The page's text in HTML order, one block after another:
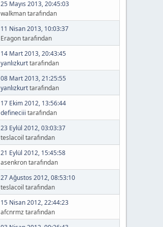
25 Mayıs 2013, 20:45:03
walkman tarafından
11 Nisan 2013, 10:03:37
Eragon tarafından
14 Mart 2013, 20:43:45
yanlızkurttarafından
08 Mart 2013, 21:25:55
yanlızkurttarafından
17 Ekim 2012, 13:56:44
defineciii tarafından
23 Eylül 2012, 03:03:37
teslacoil tarafından
21 Eylül 2012, 15:45:58
asenkron tarafından
27 Ağustos 2012, 08:53:10
teslacoil tarafından
15 Nisan 2012, 22:44:23
afcnrmz tarafından